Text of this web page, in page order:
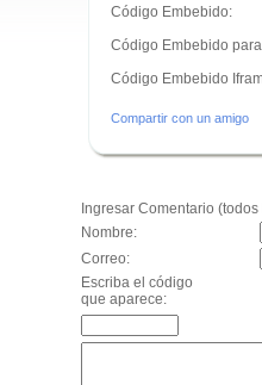
Código Embebido:
Código Embebido
Código Embebido
Compartir con un amigo
Ingresar Comentario
Nombre:
Correo:
Escriba el código
que aparece: